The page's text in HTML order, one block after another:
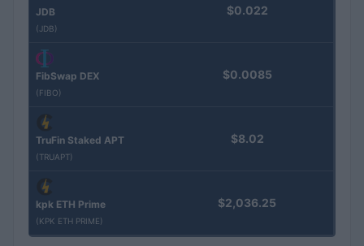
JDB
(JDB)
$0.022
FibSwap DEX
(FIBO)
$0.0085
TruFin Staked APT
(TRUAPT)
$8.02
kpk ETH Prime
(KPK ETH PRIME)
$2,036.25